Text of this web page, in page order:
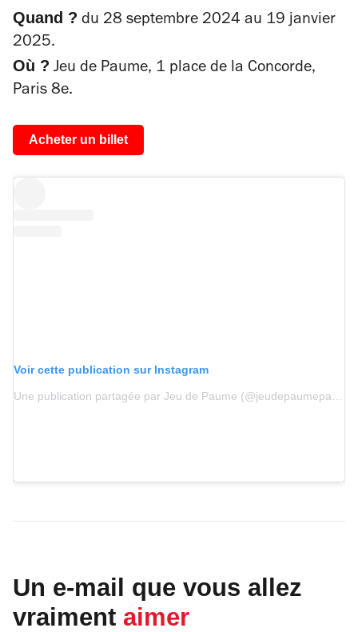
Quand ? du 28 septembre 2024 au 19 janvier
2025.
Où ? Jeu de Paume, 1 place de la Concorde,
Paris 8e.
Acheter un billet
Voir cette publication sur Instagram
Une publication partagée par Jeu de Paume (@jeudepaumeparis)
Un e-mail que vous allez
vraiment aimer